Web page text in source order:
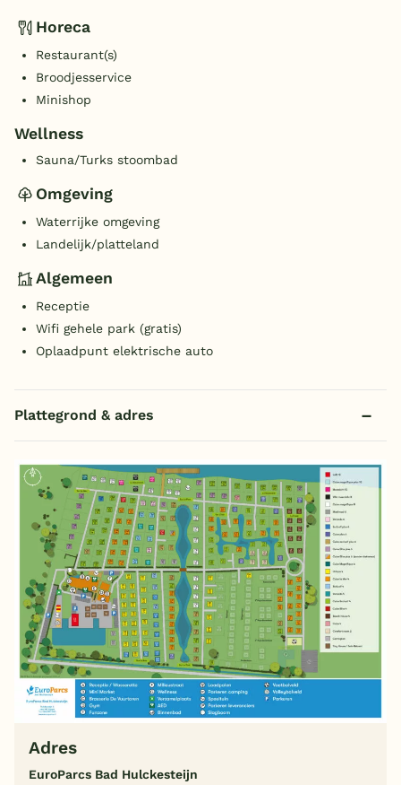
Horeca
Restaurant(s)
Broodjesservice
Minishop
Wellness
Sauna/Turks stoombad
Omgeving
Waterrijke omgeving
Landelijk/platteland
Algemeen
Receptie
Wifi gehele park (gratis)
Oplaadpunt elektrische auto
Plattegrond & adres
Adres
EuroParcs Bad Hulckesteijn